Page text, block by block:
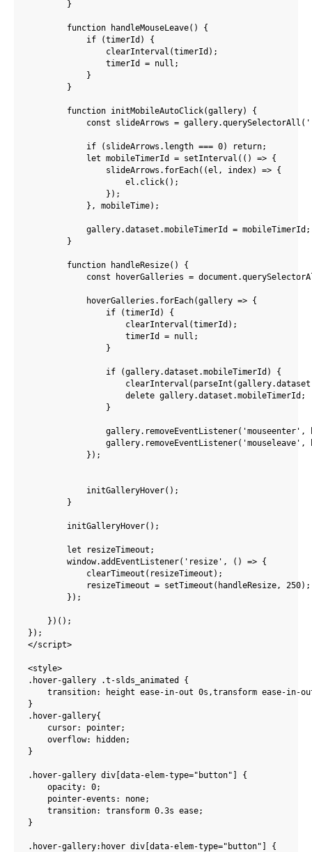
        }
        function handleMouseLeave() {
            if (timerId) {
                clearInterval(timerId);
                timerId = null;
            }
        }
        function initMobileAutoClick(gallery) {
const slideArrows =
            if (slideArrows.length === 0) return;
            let mobileTimerId = setInterval(() => {
                slideArrows.forEach((el, index) => {
                    el.click();
                });
            }, mobileTime);
            gallery.dataset.mobileTimerId = mobileTimerId;
        }
        function handleResize() {
const hoverGalleries =
            hoverGalleries.forEach(gallery => {
                if (timerId) {
                    clearInterval(timerId);
                    timerId = null;
                }
                if (gallery.dataset.mobileTimerId) {
                    delete gallery.dataset.mobileTimerId;
                }
gallery.removeEventListener('mouseenter',
gallery.removeEventListener('mouseleave',
            });
            initGalleryHover();
        }
        initGalleryHover();
        let resizeTimeout;
        window.addEventListener('resize', () => {
            clearTimeout(resizeTimeout);
resizeTimeout = setTimeout(handleResize,
        });
    })();
});
</script>
<style>
.hover-gallery .t-slds_animated {
transition: height ease-in-out 0s,transform ease-in-
}
.hover-gallery{
    cursor: pointer;
    overflow: hidden;
}
.hover-gallery div[data-elem-type="button"] {
    opacity: 0;
    pointer-events: none;
    transition: transform 0.3s ease;
}
.hover-gallery:hover div[data-elem-type="button"] {